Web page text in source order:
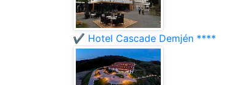
✔️ Hotel Cascade Demjén ****